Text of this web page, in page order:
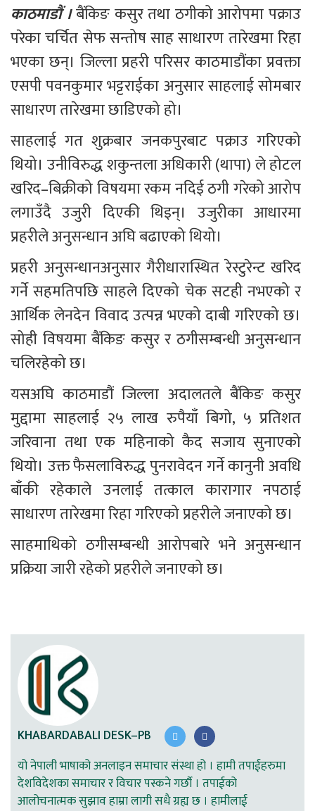
काठमाडौं । बैंकिङ कसुर तथा ठगीको आरोपमा पक्राउ
परेका चर्चित सेफ सन्तोष साह साधारण तारेखमा रिहा
भएका छन्। जिल्ला प्रहरी परिसर काठमाडौंका प्रवक्ता
एसपी पवनकुमार भट्टराईका अनुसार साहलाई सोमबार
साधारण तारेखमा छाडिएको हो।
साहलाई गत शुक्रबार जनकपुरबाट पक्राउ गरिएको
थियो। उनीविरुद्ध शकुन्तला अधिकारी (थापा) ले होटल
खरिद–बिक्रीको विषयमा रकम नदिई ठगी गरेको आरोप
लगाउँदै उजुरी दिएकी थिइन्। उजुरीका आधारमा
प्रहरीले अनुसन्धान अघि बढाएको थियो।
प्रहरी अनुसन्धानअनुसार गैरीधारास्थित रेस्टुरेन्ट खरिद
गर्ने सहमतिपछि साहले दिएको चेक सटही नभएको र
आर्थिक लेनदेन विवाद उत्पन्न भएको दाबी गरिएको छ।
सोही विषयमा बैंकिङ कसुर र ठगीसम्बन्धी अनुसन्धान
चलिरहेको छ।
यसअघि काठमाडौं जिल्ला अदालतले बैंकिङ कसुर
मुद्दामा साहलाई २५ लाख रुपैयाँ बिगो, ५ प्रतिशत
जरिवाना तथा एक महिनाको कैद सजाय सुनाएको
थियो। उक्त फैसलाविरुद्ध पुनरावेदन गर्ने कानुनी अवधि
बाँकी रहेकाले उनलाई तत्काल कारागार नपठाई
साधारण तारेखमा रिहा गरिएको प्रहरीले जनाएको छ।
साहमाथिको ठगीसम्बन्धी आरोपबारे भने अनुसन्धान
प्रक्रिया जारी रहेको प्रहरीले जनाएको छ।
KHABARDABALI DESK–PB
यो नेपाली भाषाको अनलाइन समाचार संस्था हो । हामी तपाईहरुमा
देशविदेशका समाचार र विचार पस्कने गर्छौ । तपाईको
आलोचनात्मक सुझाव हाम्रा लागी सधै ग्रह्य छ । हामीलाई